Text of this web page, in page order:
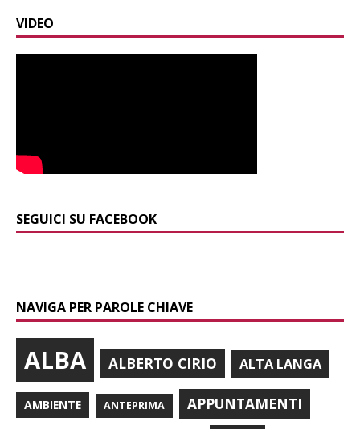
VIDEO
SEGUICI SU FACEBOOK
NAVIGA PER PAROLE CHIAVE
ALBA ALBERTO CIRIO ALTA LANGA
AMBIENTE ANTEPRIMA APPUNTAMENTI